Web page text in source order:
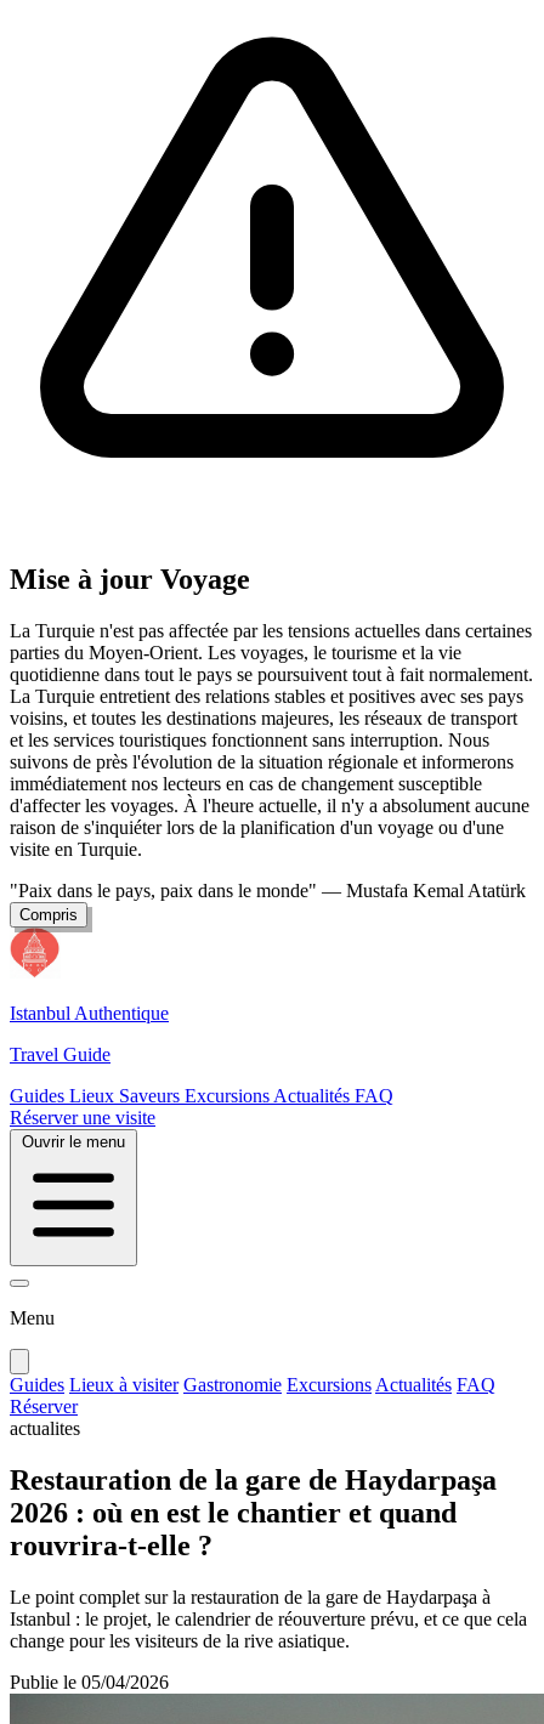
Mise à jour Voyage
La Turquie n'est pas affectée par les tensions actuelles dans certaines
parties du Moyen-Orient. Les voyages, le tourisme et la vie
quotidienne dans tout le pays se poursuivent tout à fait normalement.
La Turquie entretient des relations stables et positives avec ses pays
voisins, et toutes les destinations majeures, les réseaux de transport
et les services touristiques fonctionnent sans interruption. Nous
suivons de près l'évolution de la situation régionale et informerons
immédiatement nos lecteurs en cas de changement susceptible
d'affecter les voyages. À l'heure actuelle, il n'y a absolument aucune
raison de s'inquiéter lors de la planification d'un voyage ou d'une
visite en Turquie.
"Paix dans le pays, paix dans le monde" — Mustafa Kemal Atatürk
Compris
Istanbul Authentique
Travel Guide
Guides Lieux Saveurs Excursions Actualités FAQ
Réserver une visite
Ouvrir le menu
Menu
Guides Lieux à visiter Gastronomie Excursions Actualités FAQ
Réserver
actualites
Restauration de la gare de Haydarpaşa
2026 : où en est le chantier et quand
rouvrira-t-elle ?
Le point complet sur la restauration de la gare de Haydarpaşa à
Istanbul : le projet, le calendrier de réouverture prévu, et ce que cela
change pour les visiteurs de la rive asiatique.
Publie le 05/04/2026